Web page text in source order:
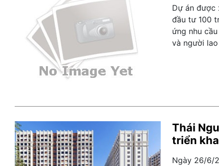
Dự án được
đầu tư 100
ứng nhu
và người
Thái
triển
Ngày 26/6/